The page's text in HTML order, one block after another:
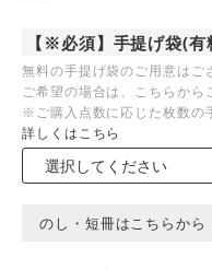
【※必須】手提げ袋(
無料の手提げ袋のご用意はご
ご希望の場合は、こちらから
※ご購入点数に応じた枚数の
詳しくはこちら
のし・短冊はこちらから